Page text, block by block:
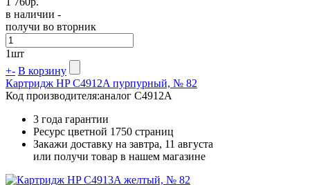
в наличии -
получи во вторник
1шт
+- В корзину
Картридж HP C4912A пурпурный, № 82
Код производителя:аналог C4912A
3 года гарантии
Ресурс цветной 1750 страниц
Закажи доставку на завтра, 11 августа
или получи товар в нашем магазине